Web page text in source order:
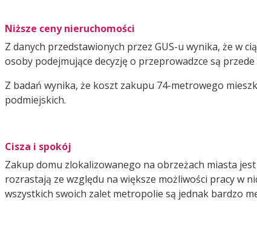
Niższe ceny nieruchomości
Z danych przedstawionych przez GUS-u wynika, że w
osoby podejmujące decyzję o przeprowadzce są
Z badań wynika, że koszt zakupu 74-metrowego
podmiejskich.
Cisza i spokój
Zakup domu zlokalizowanego na obrzeżach miasta
rozrastają ze względu na większe możliwości pracy w
wszystkich swoich zalet metropolie są jednak bardzo